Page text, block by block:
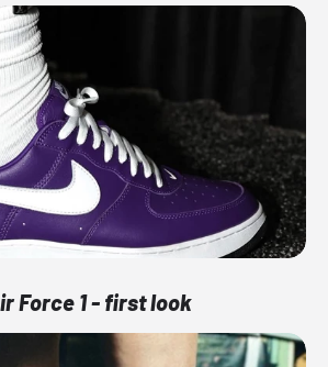
Force 1 - first look